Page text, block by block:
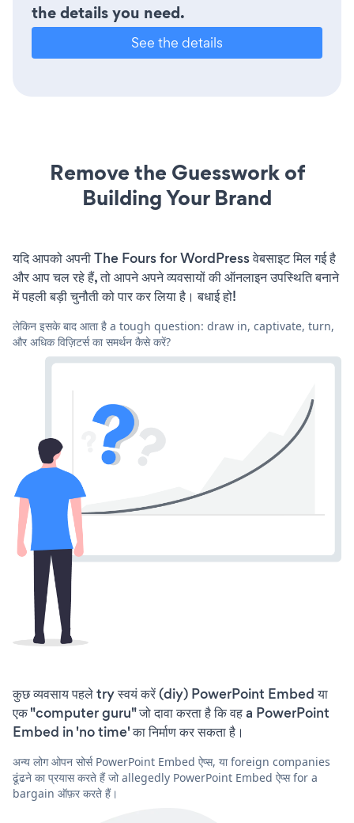
the details you need.
See the details
Remove the Guesswork of
Building Your Brand
यदि आपको अपनी The Fours for WordPress वेबसाइट मिल गई है
और आप चल रहे हैं, तो आपने अपने व्यवसायों की ऑनलाइन उपस्थिति बनाने
में पहली बड़ी चुनौती को पार कर लिया है। बधाई हो!
लेकिन इसके बाद आता है a tough question: draw in, captivate, turn,
और अधिक विज़िटर्स का समर्थन कैसे करें?
कुछ व्यवसाय पहले try स्वयं करें (diy) PowerPoint Embed या
एक "computer guru" जो दावा करता है कि वह a PowerPoint
Embed in 'no time' का निर्माण कर सकता है।
अन्य लोग ओपन सोर्स PowerPoint Embed ऐप्स, या foreign companies
ढूंढने का प्रयास करते हैं जो allegedly PowerPoint Embed ऐप्स for a
bargain ऑफ़र करते हैं।